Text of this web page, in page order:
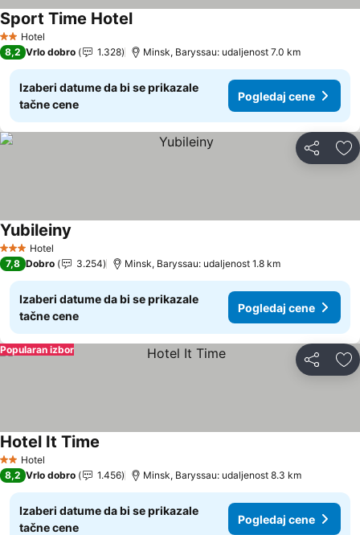
2 Zvezdice
Hotel
Sport Time Hotel
8,2 Vrlo dobro 1.328 Minsk, Baryssau: udaljenost 7.0 km
Izaberi datume da bi se prikazale
tačne cene
Pogledaj cene
Deli
3 Zvezdice
Hotel
Yubileiny
7,8 Dobro 3.254 Minsk, Baryssau: udaljenost 1.8 km
Izaberi datume da bi se prikazale
tačne cene
Pogledaj cene
Deli
Popularan izbor
2 Zvezdice
Hotel
Hotel It Time
8,2 Vrlo dobro 1.456 Minsk, Baryssau: udaljenost 8.3 km
Izaberi datume da bi se prikazale
tačne cene
Pogledaj cene